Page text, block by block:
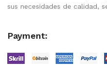
sus necesidades de calidad,
Payment: